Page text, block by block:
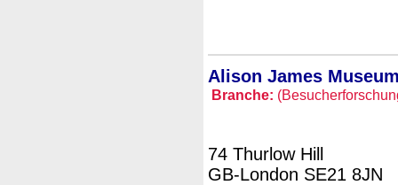
Alison James
Branche:
74 Thurlow Hill
GB-London SE21 8JN